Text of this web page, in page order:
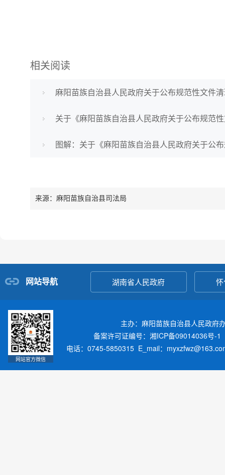
相关阅读
麻阳苗族自治县人民政府关于公布规范性文件
关于《麻阳苗族自治县人民政府关于公布规范
图解：关于《麻阳苗族自治县人民政府关于公
来源：麻阳苗族自治县司法局
网站导航 湖南省人民政府
网站官方微信
主办：麻阳苗族自治县人民政
备案许可证编号：湘ICP备09014036号-1
电话：0745-5850315 E_mail：